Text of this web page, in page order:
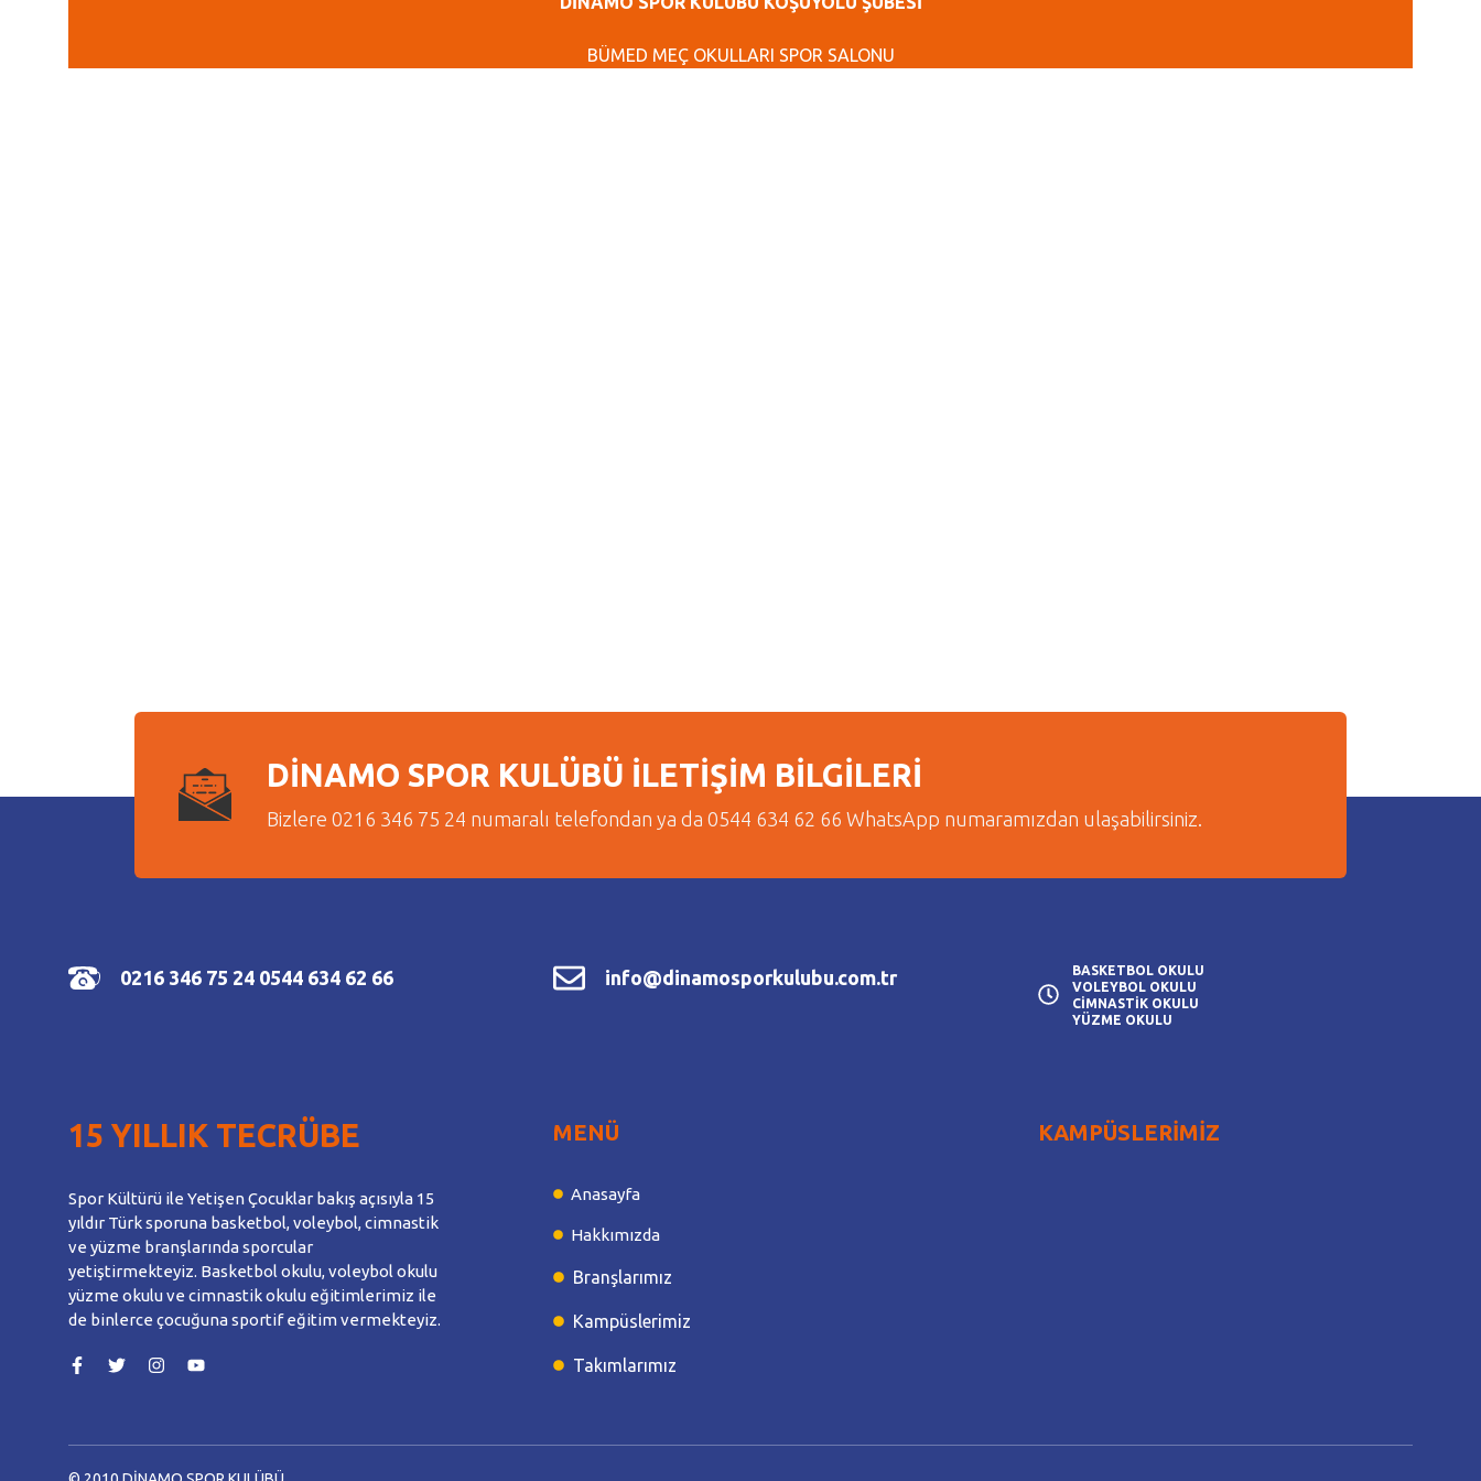
BÜMED MEÇ OKULLARI SPOR SALONU
DİNAMO SPOR KULÜBÜ İLETİŞİM BİLGİLERİ
Bizlere 0216 346 75 24 numaralı telefondan ya da 0544 634 62 66 WhatsApp numaramızdan ulaşabilirsiniz.
0216 346 75 240544 634 62 66 info@dinamosporkulubu.com.tr
BASKETBOL OKULU
VOLEYBOL OKULU
CİMNASTİK OKULU
YÜZME OKULU
15 YILLIK TECRÜBE
Spor Kültürü ile Yetişen Çocuklar bakış açısıyla 15
yıldır Türk sporuna basketbol, voleybol, cimnastik
ve yüzme branşlarında sporcular
yetiştirmekteyiz. Basketbol okulu, voleybol okulu
yüzme okulu ve cimnastik okulu eğitimlerimiz ile
de binlerce çocuğuna sportif eğitim vermekteyiz.
MENÜ
Anasayfa
Hakkımızda
Branşlarımız
Kampüslerimiz
Takımlarımız
KAMPÜSLERİMİZ